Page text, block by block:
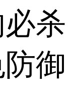
杀
御